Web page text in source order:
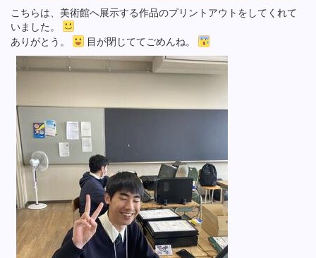
こちらは、美術館へ展示する作品のプリントアウトをしてくれて
いました。
ありがとう。
目が閉じててごめんね。